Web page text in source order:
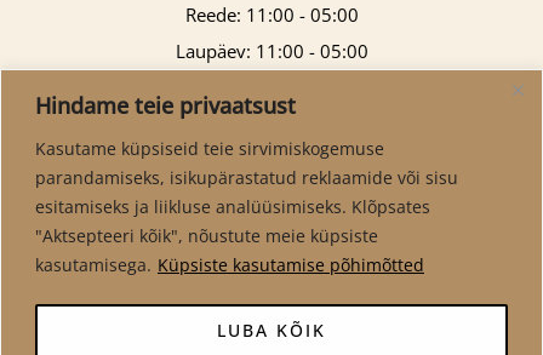
Hindame teie privaatsust
Kasutame küpsiseid teie sirvimiskogemuse
parandamiseks, isikupärastatud reklaamide või sisu
esitamiseks ja liikluse analüüsimiseks. Klõpsates
"Aktsepteeri kõik", nõustute meie küpsiste
kasutamisega. Küpsiste kasutamise põhimõtted
LUBA KÕIK
Reede: 11:00 - 05:00
Laupäev: 11:00 - 05:00